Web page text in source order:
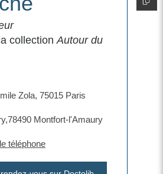
collection Autour du
Zola, 75015 Paris
Montfort-l'Amaury
téléphone